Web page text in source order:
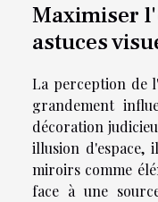
Maximiser
astuces
La perception de
grandement
décoration
illusion d'espace,
miroirs comme
face à une